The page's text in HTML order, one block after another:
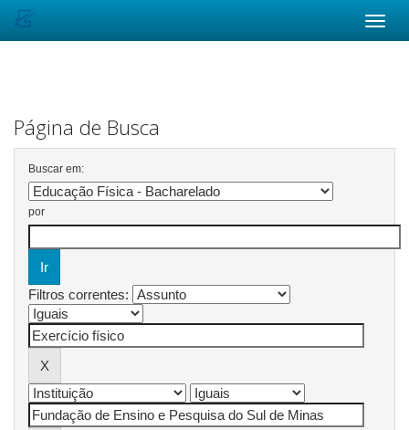
Página de Busca
Buscar em:
por
Filtros correntes: